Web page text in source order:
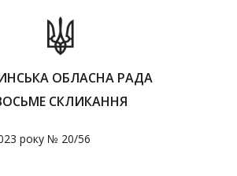
ОБЛАСНА РАДА
СКЛИКАННЯ
року № 20/56